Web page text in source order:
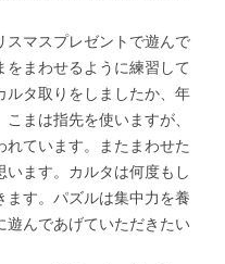
マスプレゼントで遊んで
まわせるように練習して
ルタ取りをしましたか、年
まは指先を使いますが、
ています。またまわせた
ます。カルタは何度もし
す。パズルは集中力を養
遊んであげていただきたい